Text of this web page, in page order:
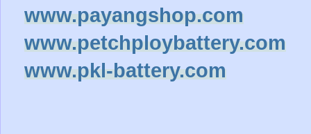
www.payangshop.com
www.petchploybattery.com
www.pkl-battery.com